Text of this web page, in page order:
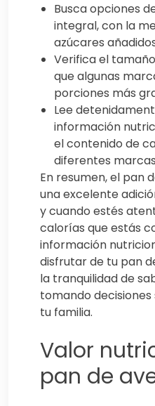
Busca opciones
integral, con la
azúcares
Verifica el
que algunas
porciones más
Lee
información
el contenido de
diferentes
En resumen, el pan
una excelente
y cuando estés
calorías que estás
información
disfrutar de tu pan
la tranquilidad de
tomando
tu familia.
Valor
pan de